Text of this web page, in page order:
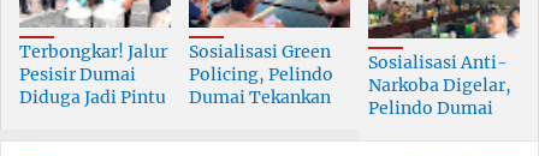
Terbongkar! Jalur
Pesisir Dumai
Diduga Jadi Pintu
Skala Besar
Sosialisasi Green
Policing, Pelindo
Dumai Tekankan
Bersama
Sosialisasi Anti-
Narkoba Digelar,
Pelindo Dumai